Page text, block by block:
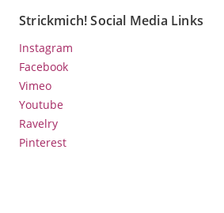
Strickmich! Social Media Links
Instagram
Facebook
Vimeo
Youtube
Ravelry
Pinterest